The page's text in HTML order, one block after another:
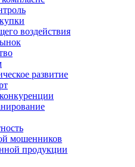
воздействия
развитие
мошенников
продукции